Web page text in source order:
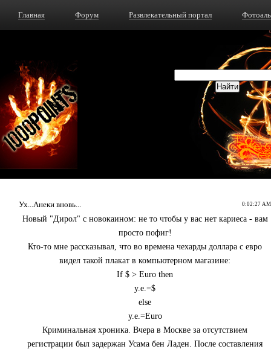
Главная Форум Развлекательный портал
0:02:27 AM
Ух...Анеки вновь...
Новый "Дирол" с новокаином: не то чтобы у вас нет кариеса - вам
просто пофиг!
Кто-то мне рассказывал, что во времена чехарды доллара с евро
видел такой плакат в компьютерном магазине:
If $ > Euro then
y.e.=$
else
y.e.=Euro
Криминальная хроника. Вчера в Москве за отсутствием
регистрации был задержан Усама бен Ладен. После составления